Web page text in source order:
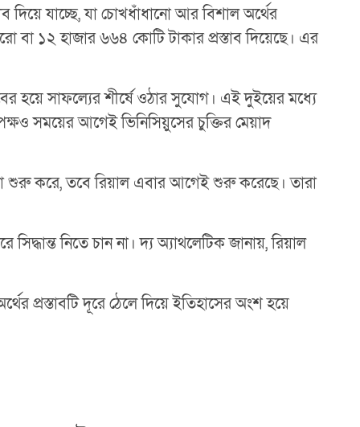
যাচ্ছে, যা চোখধাঁধানো আর বিশাল অর্থের
বা ১২ হাজার ৬৬৪ কোটি টাকার প্রস্তাব দিয়েছে। এর
হয়ে সাফল্যের শীর্ষে ওঠার সুযোগ। এই দুইয়ের মধ্যে
সময়ের আগেই ভিনিসিয়ুসের চুক্তির মেয়াদ
শুরু করে, তবে রিয়াল এবার আগেই শুরু করেছে। তারা
নিতে চান না। দ্য অ্যাথলেটিক জানায়, রিয়াল
প্রস্তাবটি দূরে ঠেলে দিয়ে ইতিহাসের অংশ হয়ে